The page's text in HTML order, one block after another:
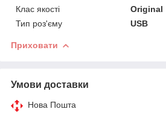
Клас якості
Original
Тип роз'єму
USB
Приховати
Умови доставки
Нова Пошта